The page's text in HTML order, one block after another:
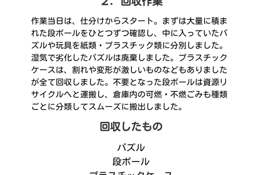
作業当日は、仕分けからスタート。まずは大量に積ま
れた段ボールをひとつずつ確認し、中に入っていたパ
ズルや玩具を紙類・プラスチック類に分別しました。
湿気で劣化したパズルは廃棄しました。プラスチック
ケースは、割れや変形が激しいものなどもありました
が全て回収しました。不要となった段ボールは資源リ
サイクルへと運搬し、倉庫内の可燃・不燃ごみも種類
ごとに分類してスムーズに搬出しました。
回収したもの
パズル
段ボール